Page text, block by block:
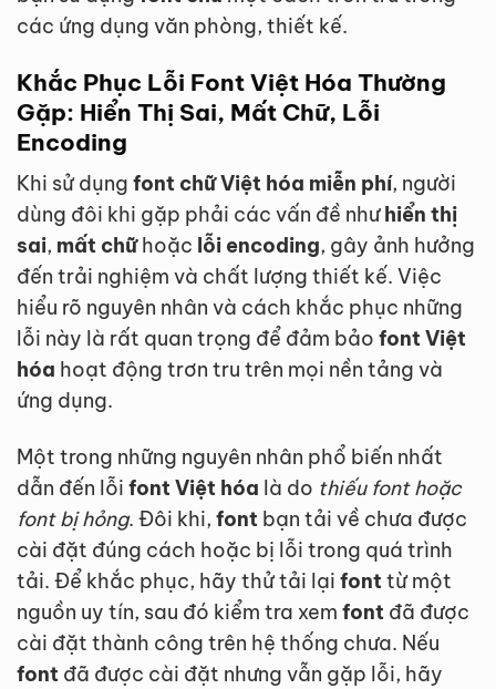
các ứng dụng văn phòng, thiết kế.
Khắc Phục Lỗi Font Việt Hóa Thường
Gặp: Hiển Thị Sai, Mất Chữ, Lỗi
Encoding
Khi sử dụng font chữ Việt hóa miễn phí, người
dùng đôi khi gặp phải các vấn đề nhưhiển thị
sai, mất chữhoặc lỗi encoding, gây ảnh hưởng
đến trải nghiệm và chất lượng thiết kế. Việc
hiểu rõ nguyên nhân và cách khắc phục những
lỗi này là rất quan trọng để đảm bảo font Việt
hóa hoạt động trơn tru trên mọi nền tảng và
ứng dụng.
Một trong những nguyên nhân phổ biến nhất
dẫn đến lỗi font Việt hóa là do thiếu font hoặc
font bị hỏng. Đôi khi, font bạn tải về chưa được
cài đặt đúng cách hoặc bị lỗi trong quá trình
tải. Để khắc phục, hãy thử tải lại font từ một
nguồn uy tín, sau đó kiểm tra xem font đã được
cài đặt thành công trên hệ thống chưa. Nếu
font đã được cài đặt nhưng vẫn gặp lỗi, hãy